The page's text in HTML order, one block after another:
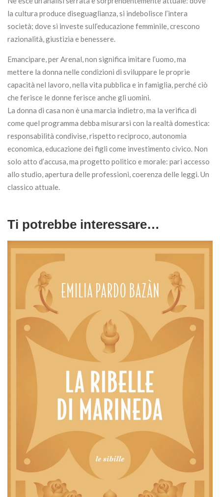
la cultura produce diseguaglianza, si indebolisce l’intera
società; dove si investe sull’educazione femminile, crescono
razionalità, giustizia e benessere.
Emancipare, per Arenal, non significa imitare l’uomo, ma
mettere la donna nelle condizioni di sviluppare le proprie
capacità nel lavoro, nella vita pubblica e in famiglia, perché ciò
che ferisce le donne ferisce anche gli uomini.
La donna di casa non è una marcia indietro, ma la verifica di
come quel programma debba misurarsi con la realtà domestica:
responsabilità condivise, rispetto reciproco, autonomia
economica, educazione dei figli come investimento civico. Non
solo atto d’accusa, ma progetto politico e morale: pari accesso
allo studio, apertura delle professioni, coerenza delle leggi. Un
classico attuale.
Ti potrebbe interessare…